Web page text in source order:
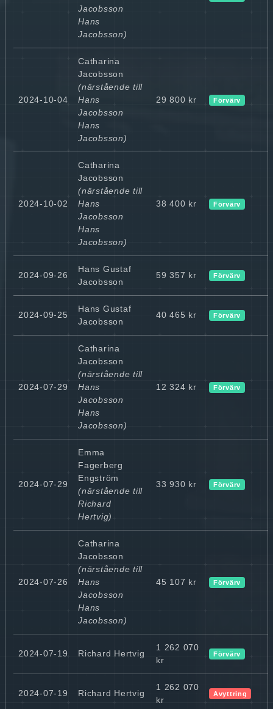
Jacobsson
Hans
Jacobsson)
2024-10-04
Catharina
Jacobsson
(närstående till
Hans
Jacobsson
Hans
Jacobsson)
29 800 kr Förvärv
2024-10-02
Catharina
Jacobsson
(närstående till
Hans
Jacobsson
Hans
Jacobsson)
38 400 kr Förvärv
2024-09-26
Hans Gustaf
Jacobsson
59 357 kr Förvärv
2024-09-25
Hans Gustaf
Jacobsson
40 465 kr Förvärv
2024-07-29
Catharina
Jacobsson
(närstående till
Hans
Jacobsson
Hans
Jacobsson)
12 324 kr Förvärv
2024-07-29
Emma
Fagerberg
Engström
(närstående till
Richard
Hertvig)
33 930 kr Förvärv
2024-07-26
Catharina
Jacobsson
(närstående till
Hans
Jacobsson
Hans
Jacobsson)
45 107 kr Förvärv
2024-07-19 Richard Hertvig
1 262 070
kr
Förvärv
2024-07-19 Richard Hertvig
1 262 070
kr
Avyttring